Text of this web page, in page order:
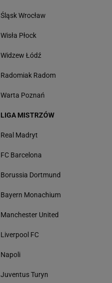
Śląsk Wrocław
Wisła Płock
Widzew Łódź
Radomiak Radom
Warta Poznań
LIGA MISTRZÓW
Real Madryt
FC Barcelona
Borussia Dortmund
Bayern Monachium
Manchester United
Liverpool FC
Napoli
Juventus Turyn